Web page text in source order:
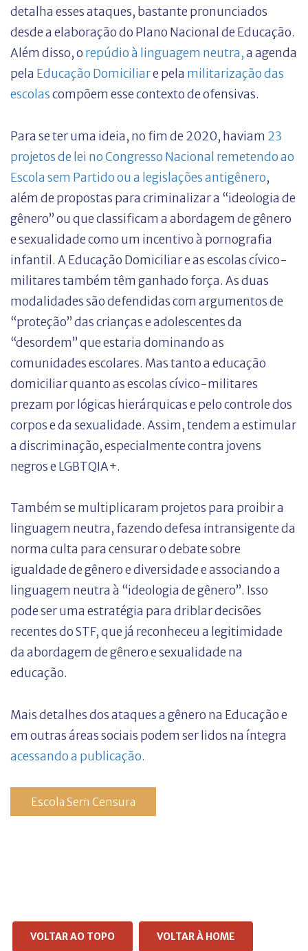
detalha esses ataques, bastante pronunciados
desde a elaboração do Plano Nacional de Educação.
Além disso, o repúdio à linguagem neutra,a agenda
pela Educação Domiciliare pela militarização das
escolascompõem esse contexto de ofensivas.
Para se ter uma ideia, no fim de 2020, haviam 23
projetos de lei no Congresso Nacional remetendo ao
Escola sem Partido ou a legislações antigênero,
além de propostas para criminalizar a “ideologia de
gênero” ou que classificam a abordagem de gênero
e sexualidade como um incentivo à pornografia
infantil. A Educação Domiciliar e as escolas cívico-
militares também têm ganhado força. As duas
modalidades são defendidas com argumentos de
“proteção” das crianças e adolescentes da
“desordem” que estaria dominando as
comunidades escolares. Mas tanto a educação
domiciliar quanto as escolas cívico-militares
prezam por lógicas hierárquicas e pelo controle dos
corpos e da sexualidade. Assim, tendem a estimular
a discriminação, especialmente contra jovens
negros e LGBTQIA+.
Também se multiplicaram projetos para proibir a
linguagem neutra, fazendo defesa intransigente da
norma culta para censurar o debate sobre
igualdade de gênero e diversidade e associando a
linguagem neutra à “ideologia de gênero”. Isso
pode ser uma estratégia para driblar decisões
recentes do STF, que já reconheceu a legitimidade
da abordagem de gênero e sexualidade na
educação.
Mais detalhes dos ataques a gênero na Educação e
em outras áreas sociais podem ser lidos na íntegra
acessando a publicação.
Escola Sem Censura
VOLTAR AO TOPO VOLTAR À HOME